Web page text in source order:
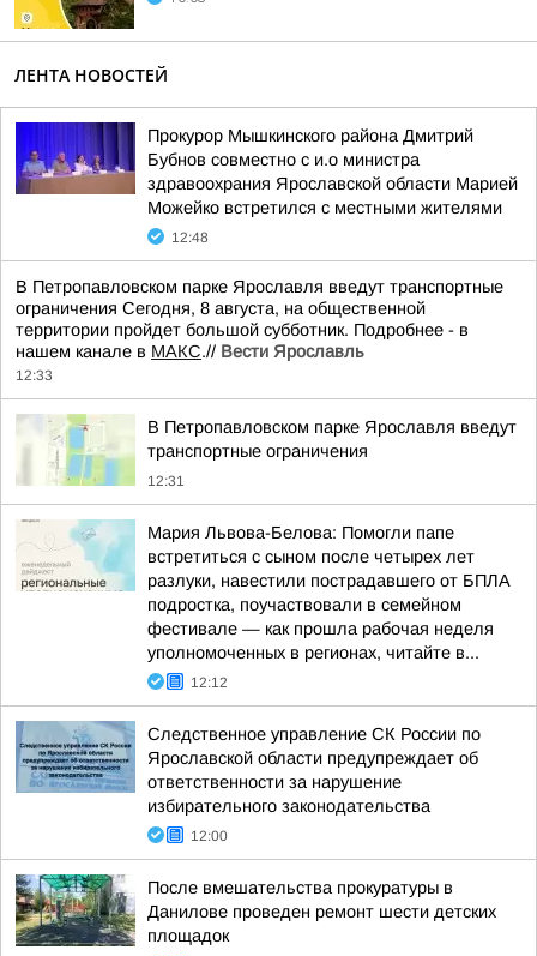
ЛЕНТА НОВОСТЕЙ
Прокурор Мышкинского района Дмитрий
Бубнов совместно с и.о министра
здравоохрания Ярославской области Марией
Можейко встретился с местными жителями
12:48
В Петропавловском парке Ярославля введут транспортные
ограничения Сегодня, 8 августа, на общественной
территории пройдет большой субботник. Подробнее - в
нашем канале в МАКС.// Вести Ярославль
12:33
В Петропавловском парке Ярославля введут
транспортные ограничения
12:31
Мария Львова-Белова: Помогли папе
встретиться с сыном после четырех лет
разлуки, навестили пострадавшего от БПЛА
подростка, поучаствовали в семейном
фестивале — как прошла рабочая неделя
уполномоченных в регионах, читайте в...
12:12
Следственное управление СК России по
Ярославской области предупреждает об
ответственности за нарушение
избирательного законодательства
12:00
После вмешательства прокуратуры в
Данилове проведен ремонт шести детских
площадок